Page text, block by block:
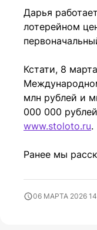
Дарья
лотерейном
Кстати, 8
млн рублей и
000 000
www.stoloto.ru.
Ранее мы
06 МАРТА 2026